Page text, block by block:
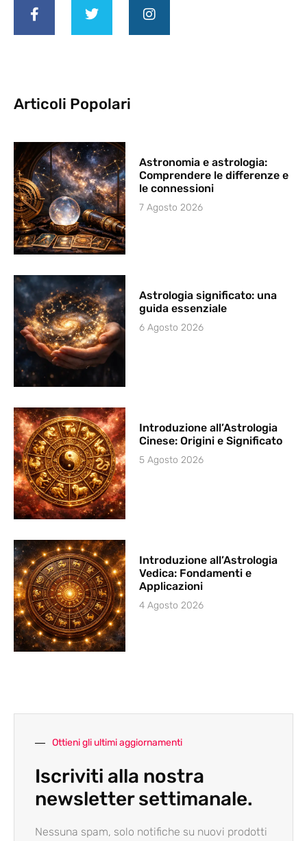
Articoli Popolari
Astronomia e astrologia:
Comprendere le differenze e
le connessioni
7 Agosto 2026
Astrologia significato: una
guida essenziale
6 Agosto 2026
Introduzione all’Astrologia
Cinese: Origini e Significato
5 Agosto 2026
Introduzione all’Astrologia
Vedica: Fondamenti e
Applicazioni
4 Agosto 2026
Ottieni gli ultimi aggiornamenti
Iscriviti alla nostra
newsletter settimanale.
Nessuna spam, solo notifiche su nuovi prodotti